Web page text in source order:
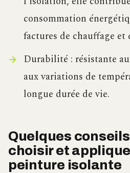
consommation
factures de chauffage
Durabilité : résistante
aux variations de
longue durée de vie.
Quelques
choisir et
peinture isolante